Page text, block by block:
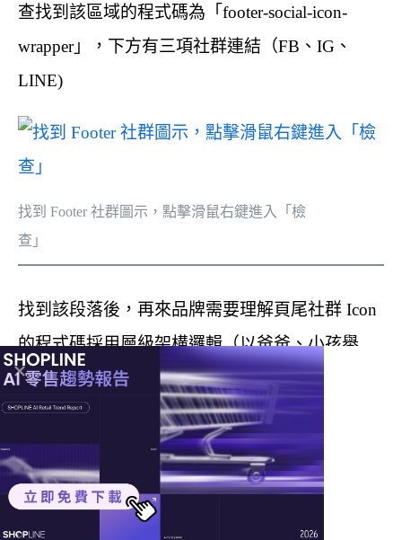
查找到該區域的程式碼為「footer-social-icon-
wrapper」，下方有三項社群連結（FB、IG、
LINE)
找到 Footer 社群圖示，點擊滑鼠右鍵進入「檢
查」
找到該段落後，再來品牌需要理解頁尾社群 Icon
的程式碼採用層級架構邏輯（以爸爸、小孩舉
例）：
外層容器（爸爸）：<div class=”footer-social-
icon-wrapper”>
實際點擊的連結（小孩）：<a href=”…”
>（FB、IG、LINE 的連結都在裡面）
線上講座 ｜